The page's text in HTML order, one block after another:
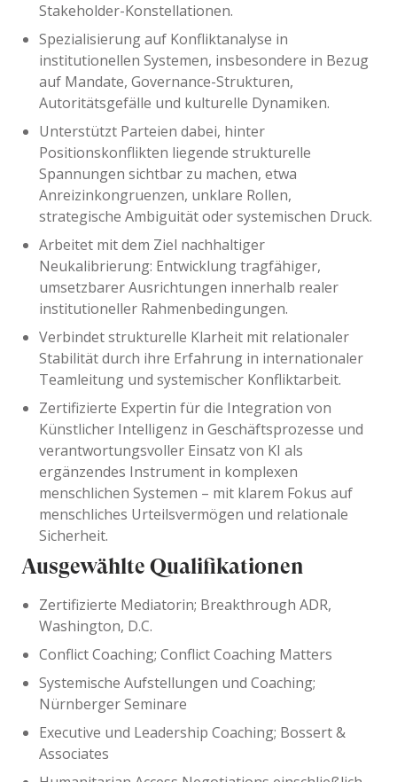
Stakeholder-Konstellationen.
Spezialisierung auf Konfliktanalyse in
institutionellen Systemen, insbesondere in Bezug
auf Mandate, Governance-Strukturen,
Autoritätsgefälle und kulturelle Dynamiken.
Unterstützt Parteien dabei, hinter
Positionskonflikten liegende strukturelle
Spannungen sichtbar zu machen, etwa
Anreizinkongruenzen, unklare Rollen,
strategische Ambiguität oder systemischen Druck.
Arbeitet mit dem Ziel nachhaltiger
Neukalibrierung: Entwicklung tragfähiger,
umsetzbarer Ausrichtungen innerhalb realer
institutioneller Rahmenbedingungen.
Verbindet strukturelle Klarheit mit relationaler
Stabilität durch ihre Erfahrung in internationaler
Teamleitung und systemischer Konfliktarbeit.
Zertifizierte Expertin für die Integration von
Künstlicher Intelligenz in Geschäftsprozesse und
verantwortungsvoller Einsatz von KI als
ergänzendes Instrument in komplexen
menschlichen Systemen – mit klarem Fokus auf
menschliches Urteilsvermögen und relationale
Sicherheit.
Ausgewählte Qualifikationen
Zertifizierte Mediatorin; Breakthrough ADR,
Washington, D.C.
Conflict Coaching; Conflict Coaching Matters
Systemische Aufstellungen und Coaching;
Nürnberger Seminare
Executive und Leadership Coaching; Bossert &
Associates